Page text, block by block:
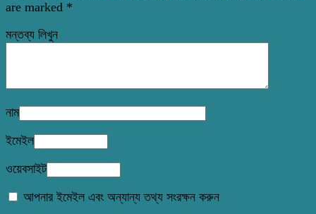
are marked *
মন্তব্য লিখুন
নাম
ইমেইল
ওয়েবসাইট
আপনার ইমেইল এবং অন্যান্য তথ্য সংরক্ষন করুন